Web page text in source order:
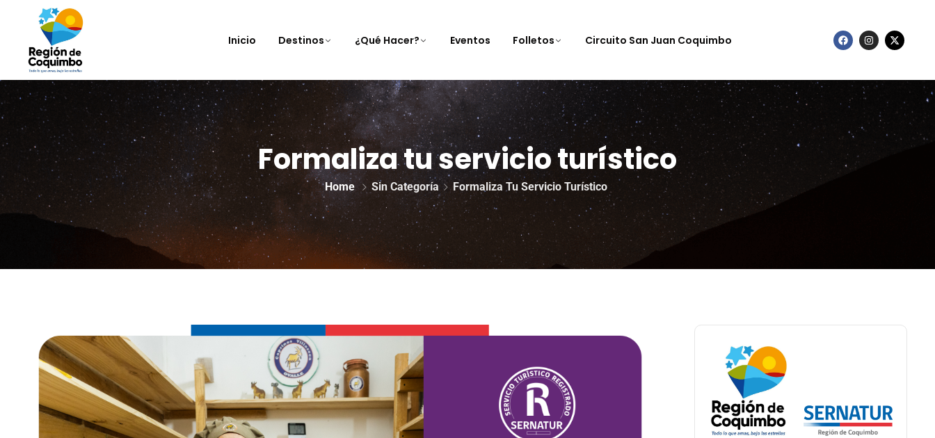
Inicio Destinos ¿Qué Hacer? Eventos Folletos Circuito San Juan Coquimbo
Formaliza tu servicio turístico
Home Sin Categoría Formaliza Tu Servicio Turístico